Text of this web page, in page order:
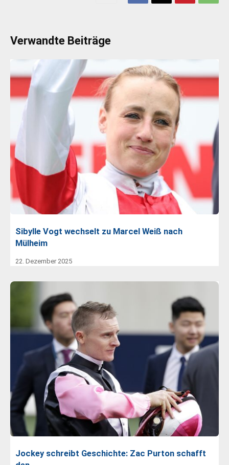
Verwandte Beiträge
Sibylle Vogt wechselt zu Marcel Weiß nach
Mülheim
22. Dezember 2025
Jockey schreibt Geschichte: Zac Purton schafft